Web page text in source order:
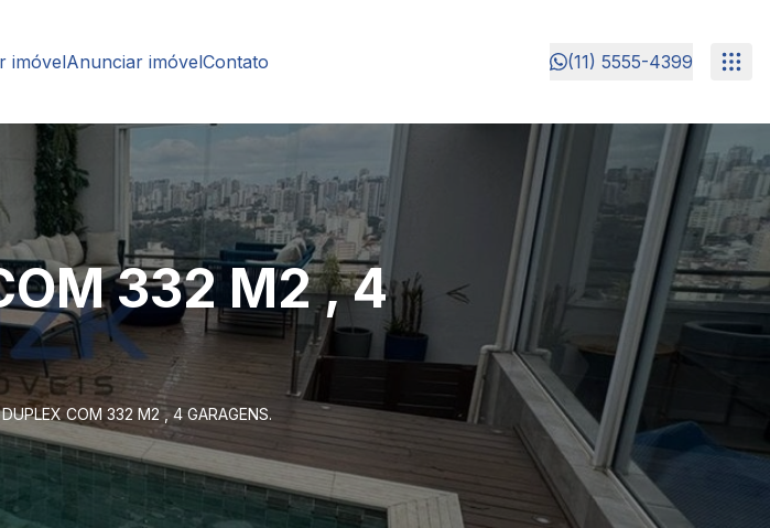
imóvelAnunciar imóvelContato (11) 5555-4399
332 M2 , 4
COM 332 M2 , 4 GARAGENS.